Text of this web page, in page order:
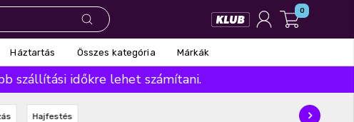
0
Háztartás Összes kategória Márkák
szállítási időkre lehet számítani.
Hajfestés